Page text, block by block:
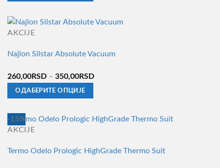
на
страници
производ
има
варијанти.
могу
бити
на
страници
AKCIJE
Najlon Silstar Absolute Vacuum
260,00RSD – 350,00RSDРаспон
до
ОДАБЕРИТЕ ОПЦИЈЕ
производ
има
варијанти.
-15%
AKCIJE
Termo Odelo Prologic HighGrade Thermo Suit